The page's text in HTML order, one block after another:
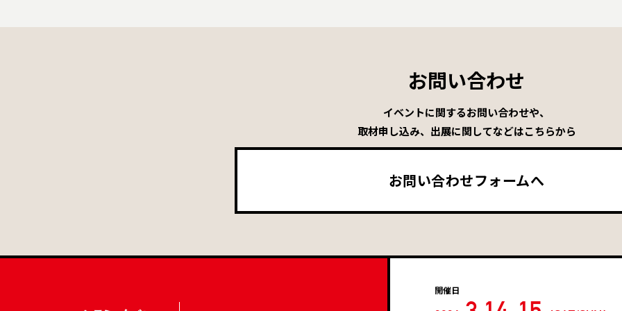
お問い合わせ
イベントに関するお問い合わせや、
取材申し込み、出展に関してなどはこちらから
お問い合わせフォームへ
開催日